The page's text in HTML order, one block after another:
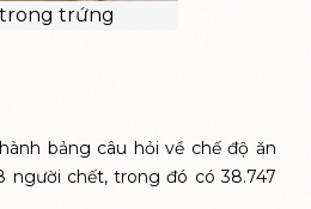
trứng
bảng câu hỏi về chế độ ăn
người chết, trong đó có 38.747